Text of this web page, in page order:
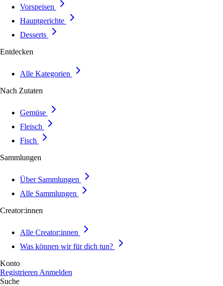
Vorspeisen
Hauptgerichte
Desserts
Entdecken
Alle Kategorien
Nach Zutaten
Gemüse
Fleisch
Fisch
Sammlungen
Über Sammlungen
Alle Sammlungen
Creator:innen
Alle Creator:innen
Was können wir für dich tun?
Konto
Registrieren Anmelden
Suche